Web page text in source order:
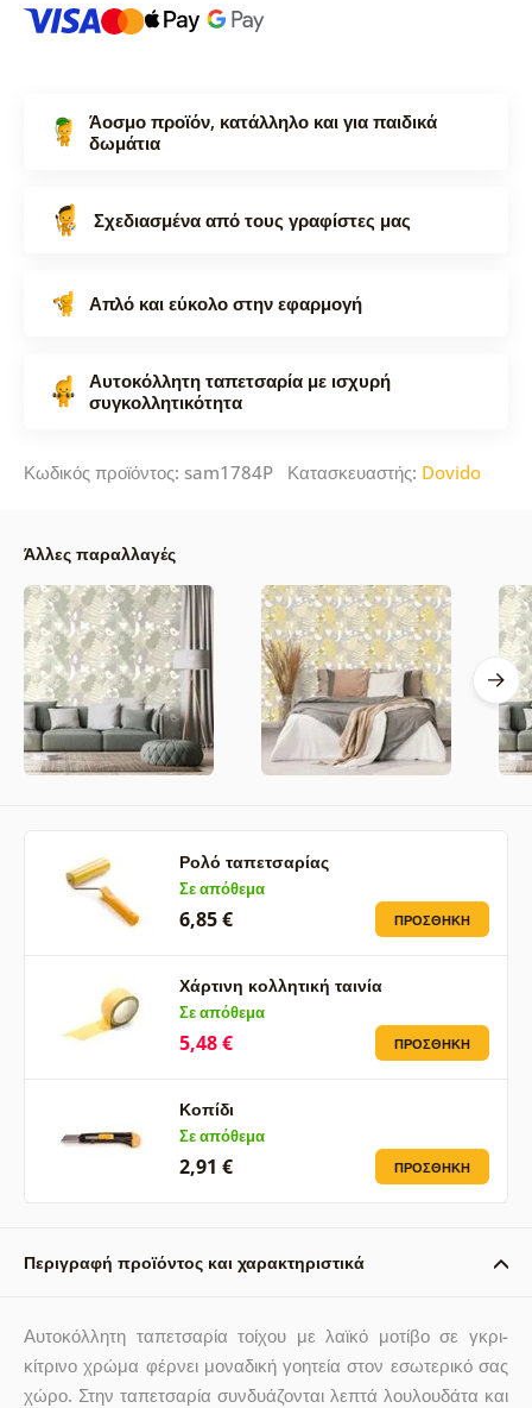
Άοσμο προϊόν, κατάλληλο και για παιδικά
δωμάτια
Σχεδιασμένα από τους γραφίστες μας
Απλό και εύκολο στην εφαρμογή
Αυτοκόλλητη ταπετσαρία με ισχυρή
συγκολλητικότητα
Κωδικός προϊόντος: sam1784P Κατασκευαστής: Dovido
Άλλες παραλλαγές
Ρολό ταπετσαρίας
Σε απόθεμα
6,85 € ΠΡΟΣΘΉΚΗ
Χάρτινη κολλητική ταινία
Σε απόθεμα
5,48 € ΠΡΟΣΘΉΚΗ
Κοπίδι
Σε απόθεμα
2,91 € ΠΡΟΣΘΉΚΗ
Περιγραφή προϊόντος και χαρακτηριστικά
Αυτοκόλλητη ταπετσαρία τοίχου με λαϊκό μοτίβο σε γκρι-
κίτρινο χρώμα φέρνει μοναδική γοητεία στον εσωτερικό σας
χώρο. Στην ταπετσαρία συνδυάζονται λεπτά λουλουδάτα και